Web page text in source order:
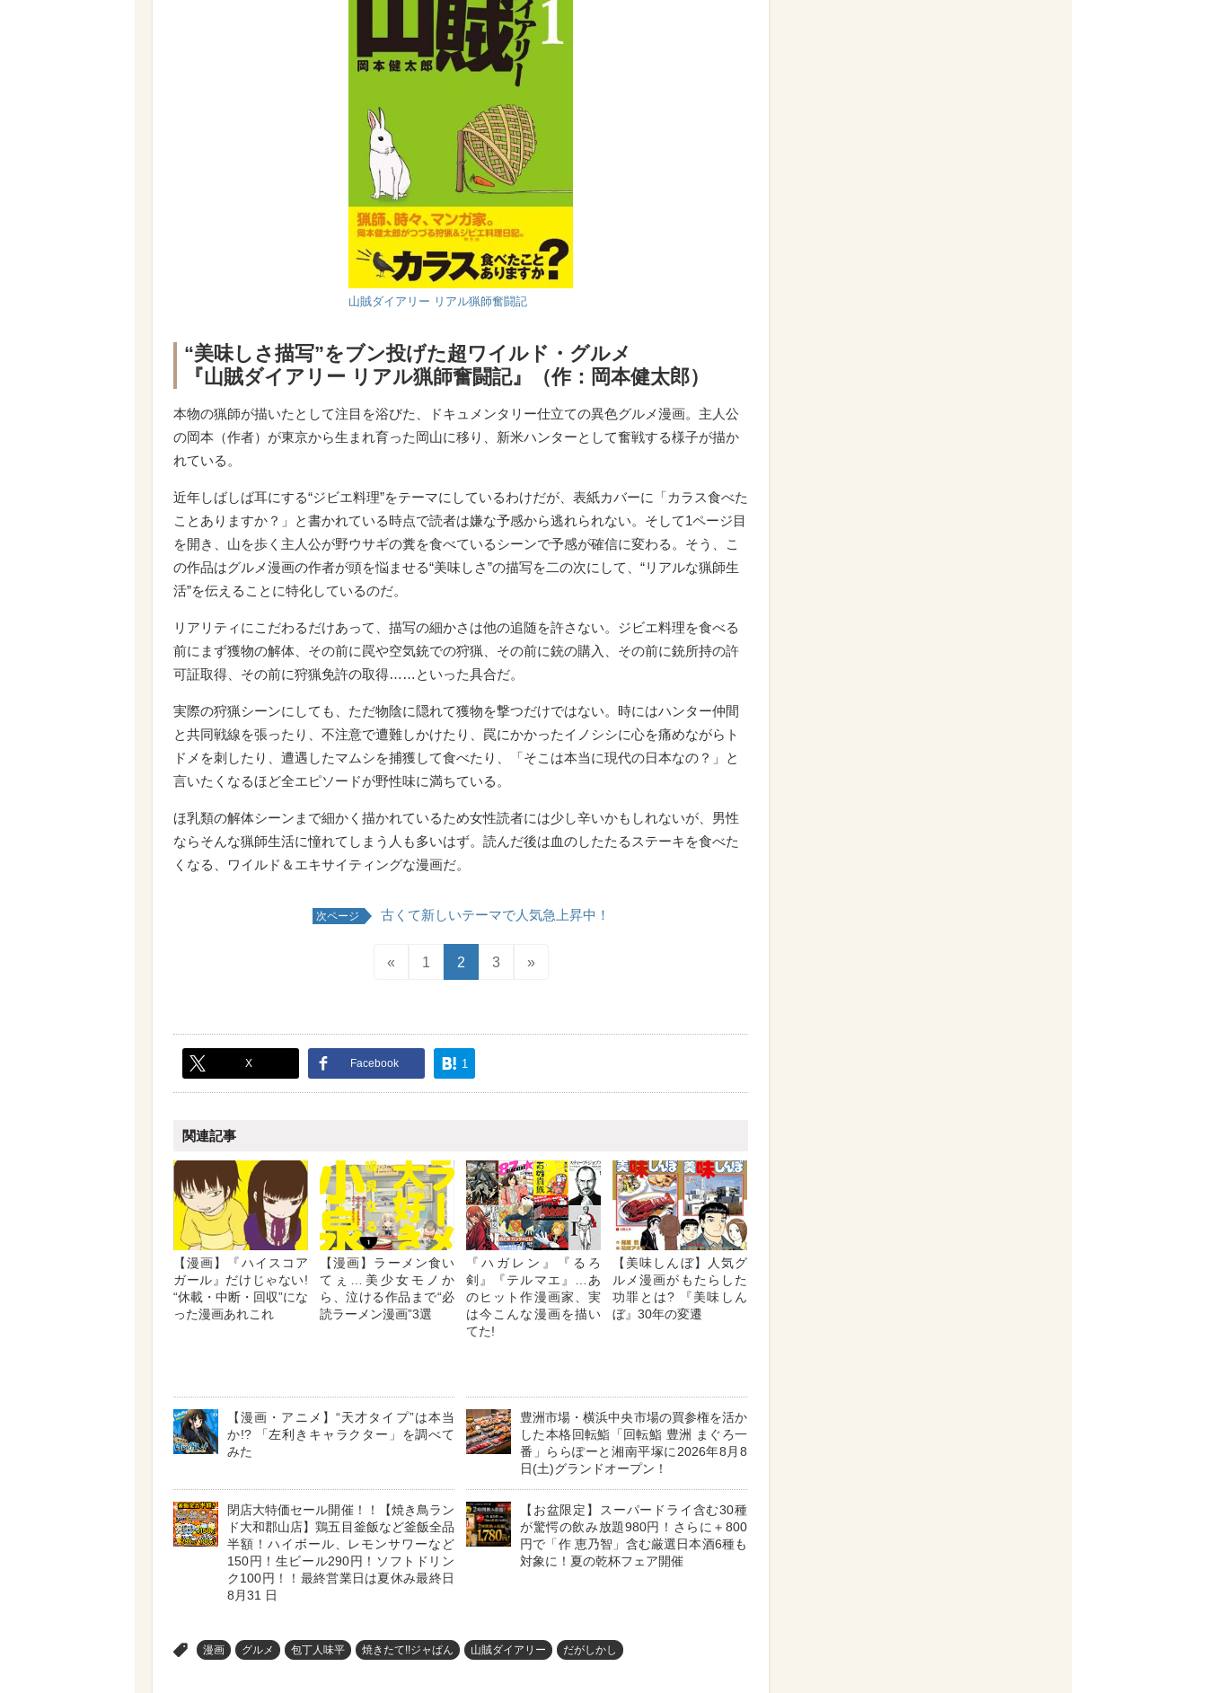
山賊ダイアリー リアル猟師奮闘記
“美味しさ描写”をブン投げた超ワイルド・グルメ
『山賊ダイアリー リアル猟師奮闘記』（作：岡本健太郎）
本物の猟師が描いたとして注目を浴びた、ドキュメンタリー仕立ての異色グルメ漫画。主人公
の岡本（作者）が東京から生まれ育った岡山に移り、新米ハンターとして奮戦する様子が描か
れている。
近年しばしば耳にする“ジビエ料理”をテーマにしているわけだが、表紙カバーに「カラス食べた
ことありますか？」と書かれている時点で読者は嫌な予感から逃れられない。そして1ページ目
を開き、山を歩く主人公が野ウサギの糞を食べているシーンで予感が確信に変わる。そう、こ
の作品はグルメ漫画の作者が頭を悩ませる“美味しさ”の描写を二の次にして、“リアルな猟師生
活”を伝えることに特化しているのだ。
リアリティにこだわるだけあって、描写の細かさは他の追随を許さない。ジビエ料理を食べる
前にまず獲物の解体、その前に罠や空気銃での狩猟、その前に銃の購入、その前に銃所持の許
可証取得、その前に狩猟免許の取得……といった具合だ。
実際の狩猟シーンにしても、ただ物陰に隠れて獲物を撃つだけではない。時にはハンター仲間
と共同戦線を張ったり、不注意で遭難しかけたり、罠にかかったイノシシに心を痛めながらト
ドメを刺したり、遭遇したマムシを捕獲して食べたり、「そこは本当に現代の日本なの？」と
言いたくなるほど全エピソードが野性味に満ちている。
ほ乳類の解体シーンまで細かく描かれているため女性読者には少し辛いかもしれないが、男性
ならそんな猟師生活に憧れてしまう人も多いはず。読んだ後は血のしたたるステーキを食べた
くなる、ワイルド＆エキサイティングな漫画だ。
次ページ 古くて新しいテーマで人気急上昇中！
« 1 2 3 »
X Facebook 1
関連記事
【漫画】『ハイスコア
ガール』だけじゃない!
“休載・中断・回収”にな
った漫画あれこれ
【漫画】ラーメン食い
てぇ…美少女モノか
ら、泣ける作品まで“必
読ラーメン漫画”3選
『ハガレン』『るろ
剣』『テルマエ』…あ
のヒット作漫画家、実
は今こんな漫画を描い
てた!
【美味しんぼ】人気グ
ルメ漫画がもたらした
功罪とは? 『美味しん
ぼ』30年の変遷
【漫画・アニメ】“天才タイプ”は本当
か!? 「左利きキャラクター」を調べて
みた
豊洲市場・横浜中央市場の買参権を活か
した本格回転鮨「回転鮨 豊洲 まぐろ一
番」ららぽーと湘南平塚に2026年8月8
日(土)グランドオープン！
閉店大特価セール開催！！【焼き鳥ラン
ド大和郡山店】鶏五目釜飯など釜飯全品
半額！ハイボール、レモンサワーなど
150円！生ビール290円！ソフトドリン
ク100円！！最終営業日は夏休み最終日
8月31 日
【お盆限定】スーパードライ含む30種
が驚愕の飲み放題980円！さらに＋800
円で「作 恵乃智」含む厳選日本酒6種も
対象に！夏の乾杯フェア開催
漫画 グルメ 包丁人味平 焼きたて!!ジャぱん 山賊ダイアリー だがしかし